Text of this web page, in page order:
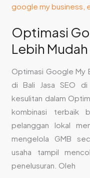
Optimasi
Lebih Mudah
Optimasi Google My
di Bali Jasa SEO di
kesulitan dalam
kombinasi terbaik
pelanggan lokal
mengelola GMB
usaha tampil
penelusuran. Oleh
Business
Mudah
via
SEO
di
Bali